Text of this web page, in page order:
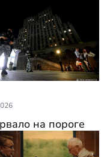
на пороге